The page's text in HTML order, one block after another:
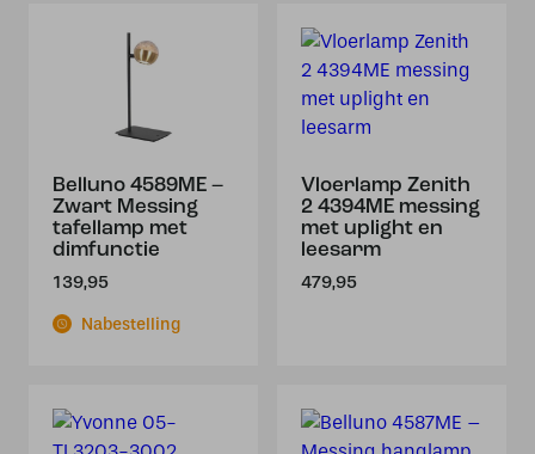
Belluno 4589ME –
Zwart Messing
tafellamp met
dimfunctie
139,95
Nabestelling
Vloerlamp Zenith
2 4394ME messing
met uplight en
leesarm
479,95